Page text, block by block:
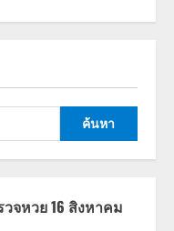
จหวย 16 สิงหาคม